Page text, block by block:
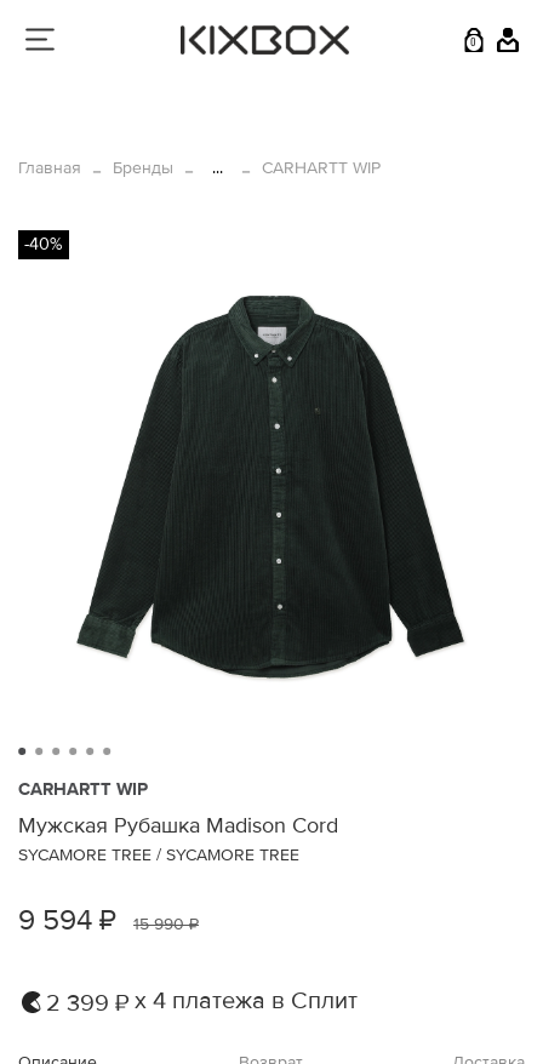
0
Главная Бренды ... CARHARTT WIP
-40%
CARHARTT WIP
Мужская Рубашка Madison Cord
SYCAMORE TREE / SYCAMORE TREE
9 594 ₽ 15 990 ₽
2 399 ₽ х 4 платежа в Сплит